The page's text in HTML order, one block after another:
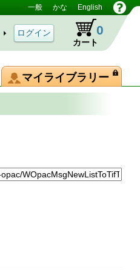
一般 かな English
カート
0
マイライブラリー